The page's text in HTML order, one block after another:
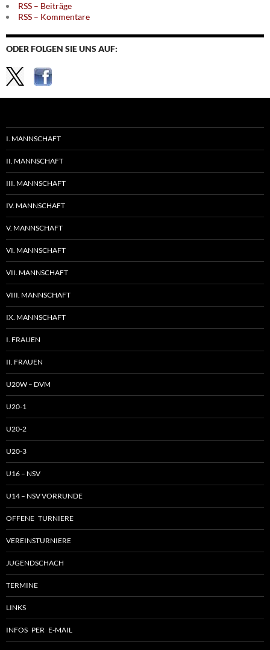
RSS – Beiträge
RSS – Kommentare
ODER FOLGEN SIE UNS AUF:
I. MANNSCHAFT
II. MANNSCHAFT
III. MANNSCHAFT
IV. MANNSCHAFT
V. MANNSCHAFT
VI. MANNSCHAFT
VII. MANNSCHAFT
VIII. MANNSCHAFT
IX. MANNSCHAFT
I. FRAUEN
II. FRAUEN
U20W – DVM
U20-1
U20-2
U20-3
U16 – NSV
U14 – NSV VORRUNDE
OFFENE TURNIERE
VEREINSTURNIERE
JUGENDSCHACH
TERMINE
LINKS
INFOS PER E-MAIL